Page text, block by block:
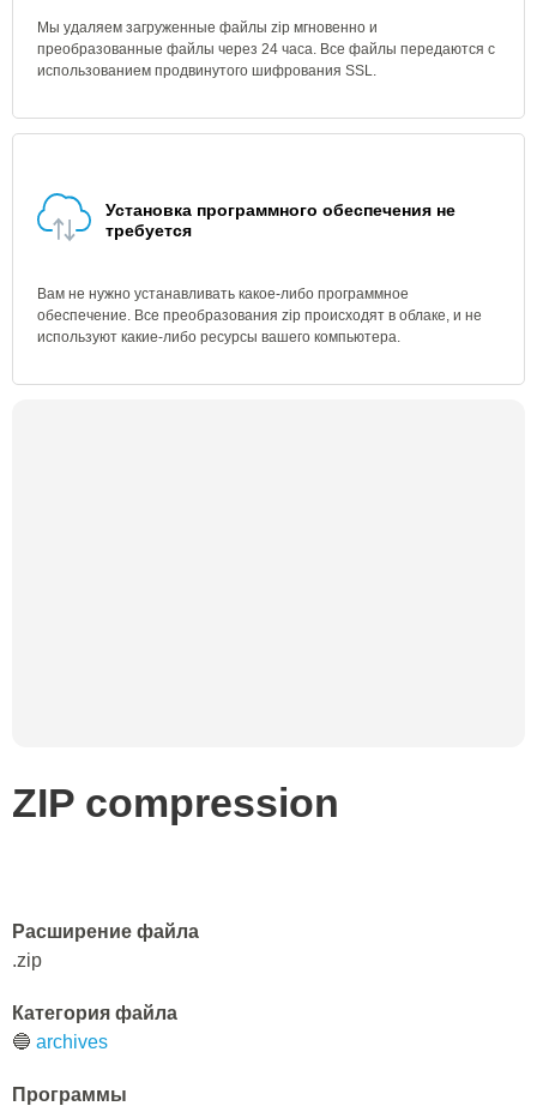
Мы удаляем загруженные файлы zip мгновенно и
преобразованные файлы через 24 часа. Все файлы передаются с
использованием продвинутого шифрования SSL.
Установка программного обеспечения не
требуется
Вам не нужно устанавливать какое-либо программное
обеспечение. Все преобразования zip происходят в облаке, и не
используют какие-либо ресурсы вашего компьютера.
ZIP compression
Расширение файла
.zip
Категория файла
🔵 archives
Программы